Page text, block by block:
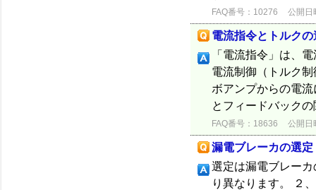
FAQ番号：10276 公開日
電流指令とトルクの
「電流指令」は、
電流制御（トルク
ボアンプからの電
とフィードバック
FAQ番号：18636 公開日
漏電ブレーカの選定
選定は漏電ブレー
り異なります。 ２